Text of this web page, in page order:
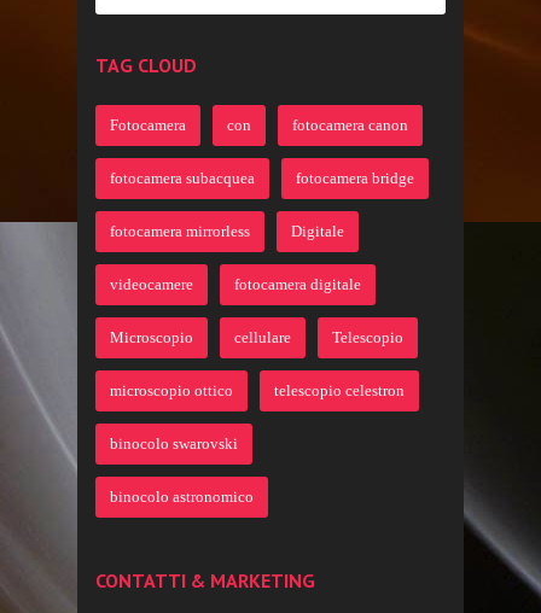
TAG CLOUD
Fotocamera con fotocamera canon
fotocamera subacquea fotocamera bridge
fotocamera mirrorless Digitale
videocamere fotocamera digitale
Microscopio cellulare Telescopio
microscopio ottico telescopio celestron
binocolo swarovski
binocolo astronomico
CONTATTI & MARKETING